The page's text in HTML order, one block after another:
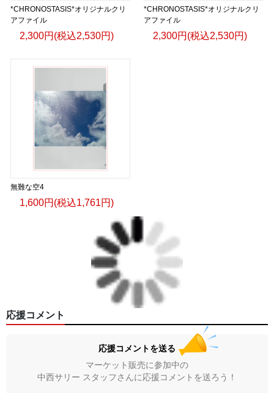
*CHRONOSTASIS*オリジナルクリ
アファイル
2,300円(税込2,530円)
*CHRONOSTASIS*オリジナルクリ
アファイル
2,300円(税込2,530円)
無難な空4
1,600円(税込1,761円)
応援コメント
応援コメントを送る
マーケット販売に参加中の
中西サリー スタッフさんに応援コメントを送ろう！